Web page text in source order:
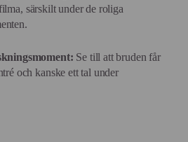
särskilt under de roliga
Se till att bruden får
och kanske ett tal under